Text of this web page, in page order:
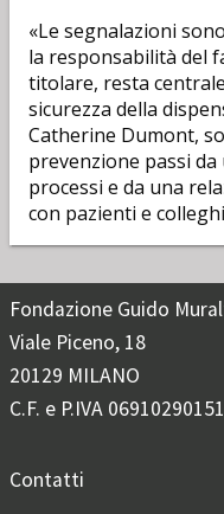
«Le segnalazioni
la responsabilità del
titolare, resta
sicurezza della
Catherine Dumont,
prevenzione passi
processi e da una
con pazienti e
Fondazione Guido
Viale Piceno, 18
20129 MILANO
C.F. e P.IVA 06910290151
Contatti